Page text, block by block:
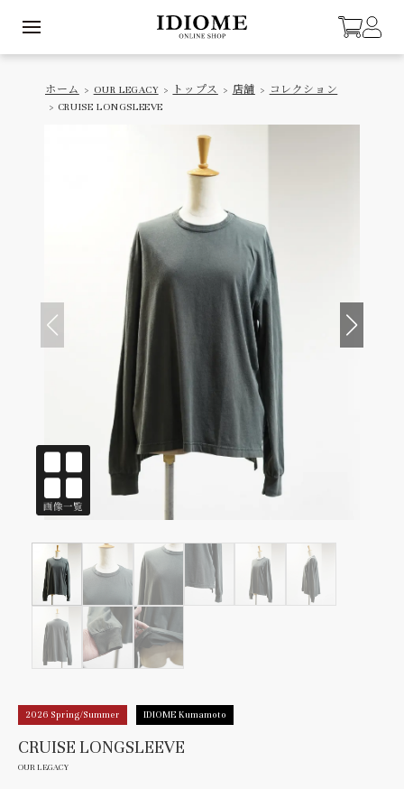
ホーム > OUR LEGACY > トップス > 店舗 > コレクション
> CRUISE LONGSLEEVE
2026 Spring/Summer IDIOME Kumamoto
CRUISE LONGSLEEVE
OUR LEGACY